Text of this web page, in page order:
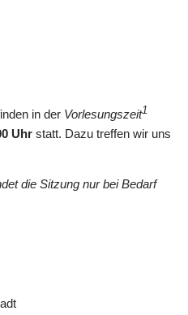
in der Vorlesungszeit1
Uhr statt. Dazu treffen wir uns
die Sitzung nur bei Bedarf